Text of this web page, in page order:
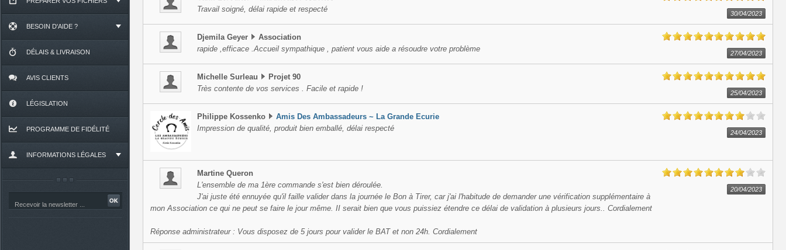
BESOIN D'AIDE ?
DÉLAIS & LIVRAISON
AVIS CLIENTS
LÉGISLATION
PROGRAMME DE FIDÉLITÉ
INFORMATIONS LÉGALES
30/04/2023
Travail soigné, délai rapide et respecté
27/04/2023
Djemila Geyer
Association
rapide ,efficace .Accueil sympathique , patient vous aide a résoudre votre problème
25/04/2023
Michelle Surleau
Projet 90
Très contente de vos services . Facile et rapide !
24/04/2023
Philippe Kossenko
Amis Des Ambassadeurs ~ La Grande Ecurie
Impression de qualité, produit bien emballé, délai respecté
20/04/2023
Martine Queron
L'ensemble de ma 1ère commande s'est bien déroulée.
J'ai juste été ennuyée qu'il faille valider dans la journée le Bon à Tirer, car j'ai l'habitude de demander une vérification supplémentaire à
mon Association ce qui ne peut se faire le jour même. II serait bien que vous puissiez étendre ce délai de validation à plusieurs jours.. Cordialement
Réponse administrateur : Vous disposez de 5 jours pour valider le BAT et non 24h. Cordialement